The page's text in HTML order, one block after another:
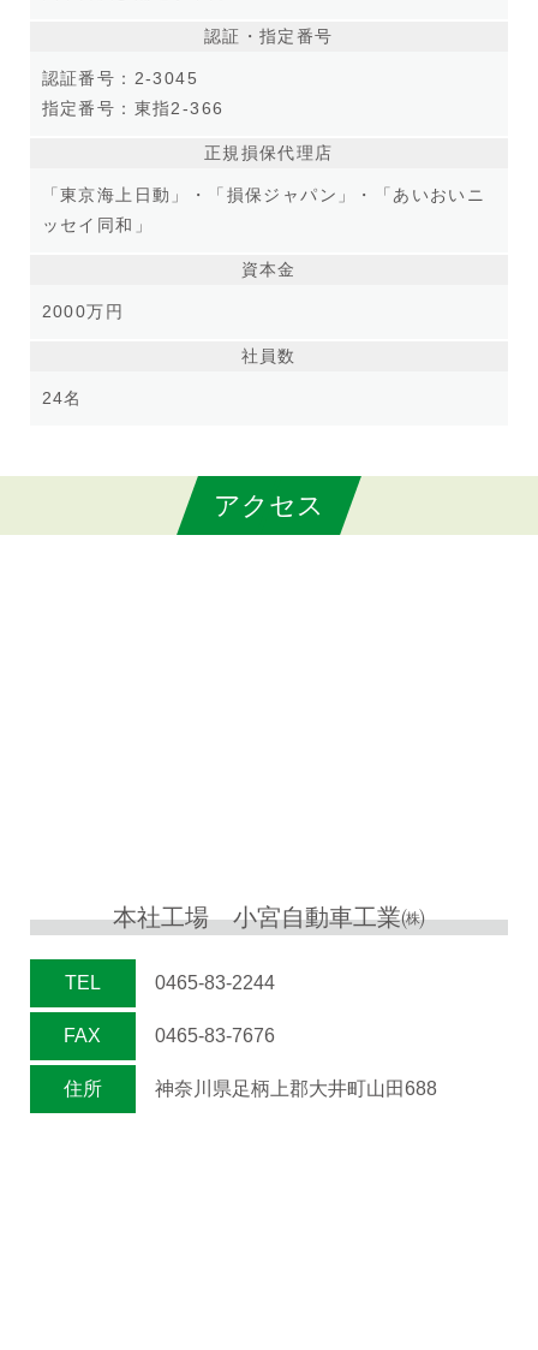
認証・指定番号
認証番号：2-3045
指定番号：東指2-366
正規損保代理店
「東京海上日動」・「損保ジャパン」・「あいおいニ
ッセイ同和」
資本金
2000万円
社員数
24名
アクセス
本社工場 小宮自動車工業㈱
TEL 0465-83-2244
FAX 0465-83-7676
住所 神奈川県足柄上郡大井町山田688